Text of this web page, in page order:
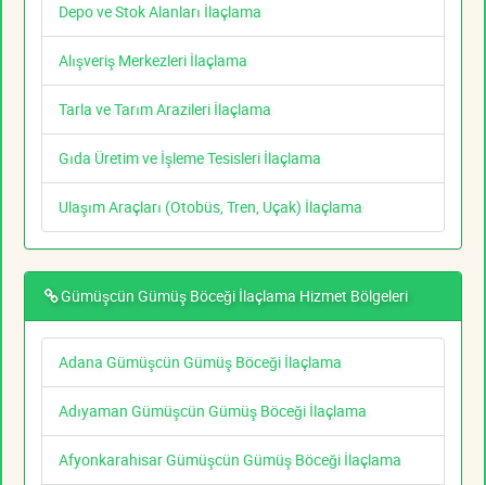
Depo ve Stok Alanları İlaçlama
Alışveriş Merkezleri İlaçlama
Tarla ve Tarım Arazileri İlaçlama
Gıda Üretim ve İşleme Tesisleri İlaçlama
Ulaşım Araçları (Otobüs, Tren, Uçak) İlaçlama
Gümüşcün Gümüş Böceği İlaçlama Hizmet Bölgeleri
Adana Gümüşcün Gümüş Böceği İlaçlama
Adıyaman Gümüşcün Gümüş Böceği İlaçlama
Afyonkarahisar Gümüşcün Gümüş Böceği İlaçlama